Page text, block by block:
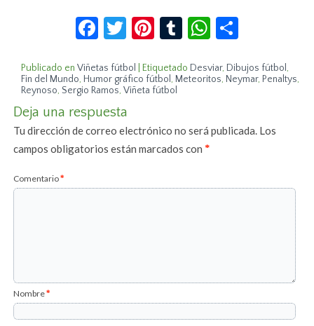
Facebook
Twitter
Pinterest
TumblrWhatsApp
Publicado en Viñetas fútbol Etiquetado Desviar, Dibujos fútbol ,
Fin del Mundo, Humor gráfico fútbol , Meteoritos, Neymar, Penaltys,
Reynoso, Sergio Ramos,Viñeta fútbol
Deja una respuesta
Tu dirección de correo electrónico no será publicada. Los
campos obligatorios están marcados con*
Comentario*
Nombre*